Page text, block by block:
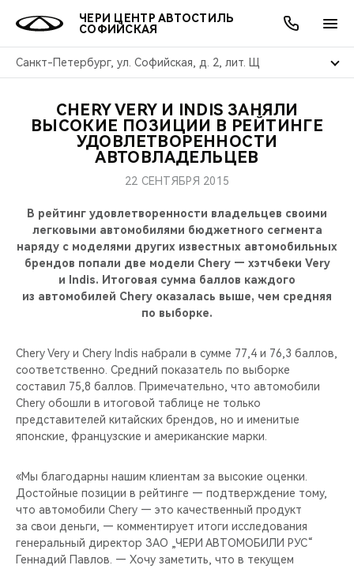
ЧЕРИ ЦЕНТР АВТОСТИЛЬ
СОФИЙСКАЯ
Санкт-Петербург, ул. Софийская, д. 2, лит. Щ
МОДЕЛИ
СЕДАНЫ
НОВИНКИ
ПОКУПАТЕЛЯМ
ВЫБОР И ПОКУПКА
ВЛАДЕЛЬЦАМ
ПОДДЕРЖКА
CHERY CONNECT
МИР CHERY
CHERY В СОЦСЕТЯХ
ЛЮДИ CHERY
БЛАГОТВОРИТЕЛЬНОСТЬ
CHERY REMOTE
CHERY И СПОРТ
НАШИ МЕРОПРИЯТИЯ
ВИДЕООБЗОРЫ
CHERY ДЛЯ ДЕТЕЙ
АКЦИИ
ВЫГОДЫ И АКЦИИ
ОНЛАЙН СЕРВИСЫ
ВЫБОР И ПОКУПКА
О КОМПАНИИ
CHERY VERY И INDIS ЗАНЯЛИ
ВЫСОКИЕ ПОЗИЦИИ В РЕЙТИНГЕ
УДОВЛЕТВОРЕННОСТИ
АВТОВЛАДЕЛЬЦЕВ
22 СЕНТЯБРЯ 2015
В рейтинг удовлетворенности владельцев своими
легковыми автомобилями бюджетного сегмента
наряду с моделями других известных автомобильных
брендов попали две модели Chery — хэтчбеки Very
и Indis. Итоговая сумма баллов каждого
из автомобилей Chery оказалась выше, чем средняя
по выборке.
Chery Very и Chery Indis набрали в сумме 77,4 и 76,3 баллов,
соответственно. Средний показатель по выборке
составил 75,8 баллов. Примечательно, что автомобили
Chery обошли в итоговой таблице не только
представителей китайских брендов, но и именитые
японские, французские и американские марки.
«Мы благодарны нашим клиентам за высокие оценки.
Достойные позиции в рейтинге — подтверждение тому,
что автомобили Chery — это качественный продукт
за свои деньги, — комментирует итоги исследования
генеральный директор ЗАО „ЧЕРИ АВТОМОБИЛИ РУС“
Геннадий Павлов. — Хочу заметить, что в текущем